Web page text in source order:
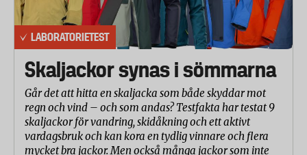
LABORATORIETEST
Skaljackor synas i sömmarna
Går det att hitta en skaljacka som både skyddar mot
regn och vind – och som andas? Testfakta har testat 9
skaljackor för vandring, skidåkning och ett aktivt
vardagsbruk och kan kora en tydlig vinnare och flera
mycket bra jackor. Men också många jackor som inte